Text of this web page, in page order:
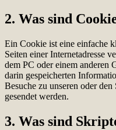
2. Was sind
Ein Cookie ist eine einfache
Seiten einer Internetadresse
dem PC oder einem anderen
darin gespeicherten
Besuche zu unseren oder
gesendet werden.
3. Was sind